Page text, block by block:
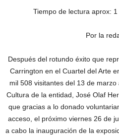
Tiempo de lectura aprox:
Por la
Después del rotundo éxito que
Carrington en el Cuartel del Arte
mil 508 visitantes del 13 de
Cultura de la entidad, José Olaf
que gracias a lo donado
acceso, el próximo viernes 26 de
a cabo la inauguración de la